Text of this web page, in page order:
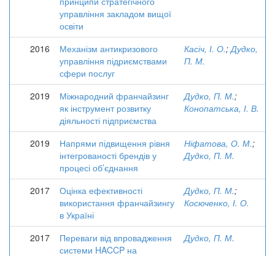
управління закладом вищої
освіти
2016
Механізм антикризового
управління підриємствами
сфери послуг
Касіч, І. О.;Дудко,
П. М.
2019
Міжнародний франчайзинг
як інструмент розвитку
діяльності підприємства
Дудко, П. М.;
Конопатська, І. В.
2019
Напрями підвищення рівня
інтегрованості брендів у
процесі об’єднання
Ніфатова, О. М.;
Дудко, П. М.
2017
Оцінка ефективності
використання франчайзингу
в Україні
Дудко, П. М.;
Косюченко, І. О.
2017
Переваги від впровадження
системи HACCP на
Дудко, П. М.